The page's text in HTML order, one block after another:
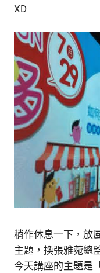
XD
稍作休息一下，放
主題，換張雅菀總
今天講座的主題是